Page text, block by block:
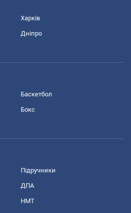
Харків
Дніпро
Баскетбол
Бокс
Підручники
ДПА
НМТ